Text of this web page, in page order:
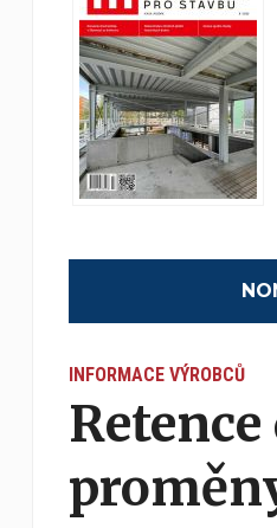
INFORMACE VÝROBCŮ